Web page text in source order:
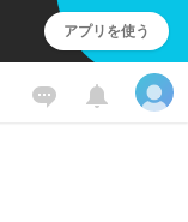
アプリを使う